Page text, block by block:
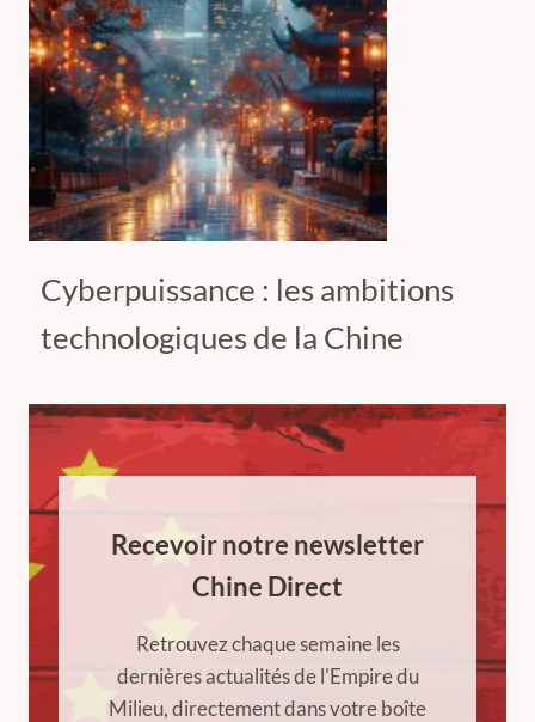
Cyberpuissance : les ambitions
technologiques de la Chine
Recevoir notre newsletter
Chine Direct
Retrouvez chaque semaine les
dernières actualités de l'Empire du
Milieu, directement dans votre boîte